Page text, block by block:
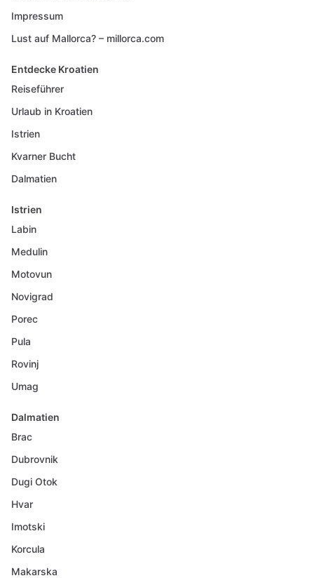
Impressum
Lust auf Mallorca? – millorca.com
Entdecke Kroatien
Reiseführer
Urlaub in Kroatien
Istrien
Kvarner Bucht
Dalmatien
Istrien
Labin
Medulin
Motovun
Novigrad
Porec
Pula
Rovinj
Umag
Dalmatien
Brac
Dubrovnik
Dugi Otok
Hvar
Imotski
Korcula
Makarska